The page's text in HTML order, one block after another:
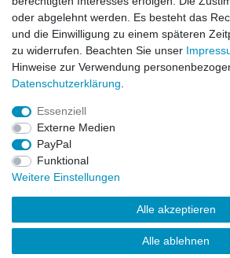
Impressum
Vertrag widerrufen
oder abgelehnt werden. Es besteht das
und die Einwilligung zu einem späteren
zu widerrufen. Beachten Sie unser
Hinweise zur Verwendung
Daten­schutz­erklärung
Essenziell
Externe Medien
PayPal
Funktional
Weitere Einstellungen
Alle akzeptieren
Alle ablehnen